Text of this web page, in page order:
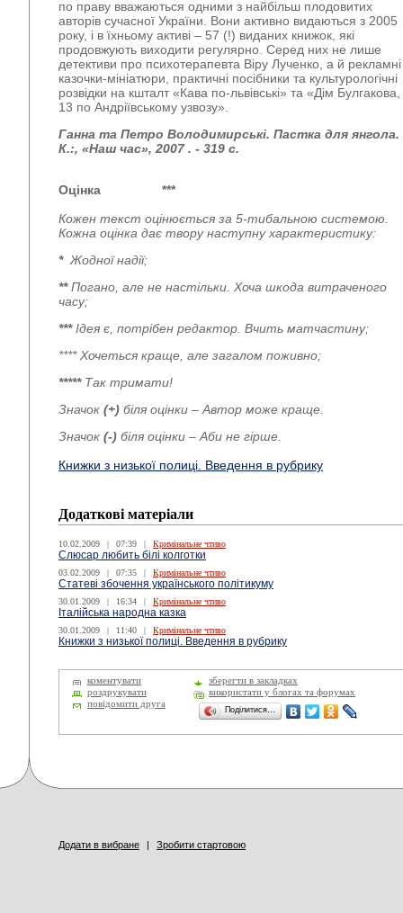
по праву вважаються одними з найбільш плодовитих
авторів сучасної України. Вони активно видаються з 2005
року, і в їхньому активі – 57 (!) виданих книжок, які
продовжують виходити регулярно. Серед них не лише
детективи про психотерапевта Віру Лученко, а й рекламні
казочки-мініатюри, практичні посібники та культурологічні
розвідки на кшталт «Кава по-львівські» та «Дім Булгакова,
13 по Андріївському узвозу».
Ганна та Петро Володимирські. Пастка для янгола.
К.:, «Наш час», 2007 . - 319 с.
Оцінка ***
Кожен текст оцінюється за 5-тибальною системою.
Кожна оцінка дає твору наступну характеристику:
*Жодної надії;
**Погано, але не настільки. Хоча шкода витраченого
часу;
***Ідея є, потрібен редактор. Вчить матчастину;
**** Хочеться краще, але загалом поживно;
*****Так тримати!
Значок (+) біля оцінки – Автор може краще.
Значок (-) біля оцінки – Аби не гірше.
Книжки з низької полиці. Введення в рубрику
Додаткові матеріали
10.02.2009 | 07:39 | Кримінальне чтиво
Слюсар любить білі колготки
03.02.2009 | 07:35 | Кримінальне чтиво
Статеві збочення українського політикуму
30.01.2009 | 16:34 | Кримінальне чтиво
Італійська народна казка
30.01.2009 | 11:40 | Кримінальне чтиво
Книжки з низької полиці. Введення в рубрику
коментувати
зберегти в закладках
роздрукувати
використати у блогах та форумах
повідомити друга
Поділитися…
Додати в вибране | Зробити стартовою